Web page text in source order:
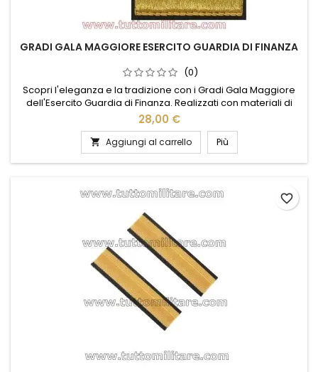
GRADI GALA MAGGIORE ESERCITO GUARDIA DI FINANZA
(0)
Scopri l'eleganza e la tradizione con i Gradi Gala Maggiore
dell'Esercito Guardia di Finanza. Realizzati con materiali di
alta qualità, questi distintivi rappresentano l'onore e la
dedizione al servizio. Il design raffinato e i dettagli curati
rendono ogni pezzo un simbolo di prestigio e professionalità.
Perfetti per cerimonie ufficiali e occasioni...
28,00 €
 Aggiungi al carrello Più
favorite_border